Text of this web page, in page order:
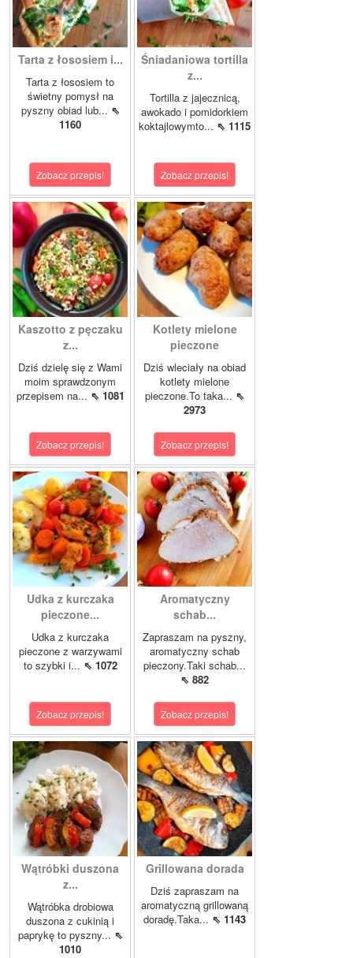
Tarta z łososiem i...
Tarta z łososiem to
świetny pomysł na
pyszny obiad lub... ⇖
1160
Zobacz przepis!
Śniadaniowa tortilla
z...
Tortilla z jajecznicą,
awokado i pomidorkiem
koktajlowymto... ⇖ 1115
Zobacz przepis!
Kaszotto z pęczaku
z...
Dziś dzielę się z Wami
moim sprawdzonym
przepisem na... ⇖ 1081
Zobacz przepis!
Kotlety mielone
pieczone
Dziś wleciały na obiad
kotlety mielone
pieczone.To taka... ⇖
2973
Zobacz przepis!
Udka z kurczaka
pieczone...
Udka z kurczaka
pieczone z warzywami
to szybki i... ⇖ 1072
Zobacz przepis!
Aromatyczny
schab...
Zapraszam na pyszny,
aromatyczny schab
pieczony.Taki schab...
⇖ 882
Zobacz przepis!
Wątróbki duszona
z...
Wątróbka drobiowa
duszona z cukinią i
paprykę to pyszny... ⇖
1010
Grillowana dorada
Dziś zapraszam na
aromatyczną grillowaną
doradę.Taka... ⇖ 1143